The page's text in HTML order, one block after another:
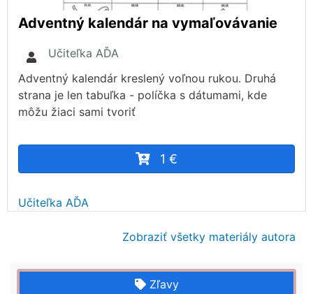
Adventný kalendár na vymaľovávanie
Učiteľka AĎA
Adventný kalendár kreslený voľnou rukou. Druhá
strana je len tabuľka - políčka s dátumami, kde
môžu žiaci sami tvoriť
1 €
Učiteľka AĎA
Zobraziť všetky materiály autora
Zľavy